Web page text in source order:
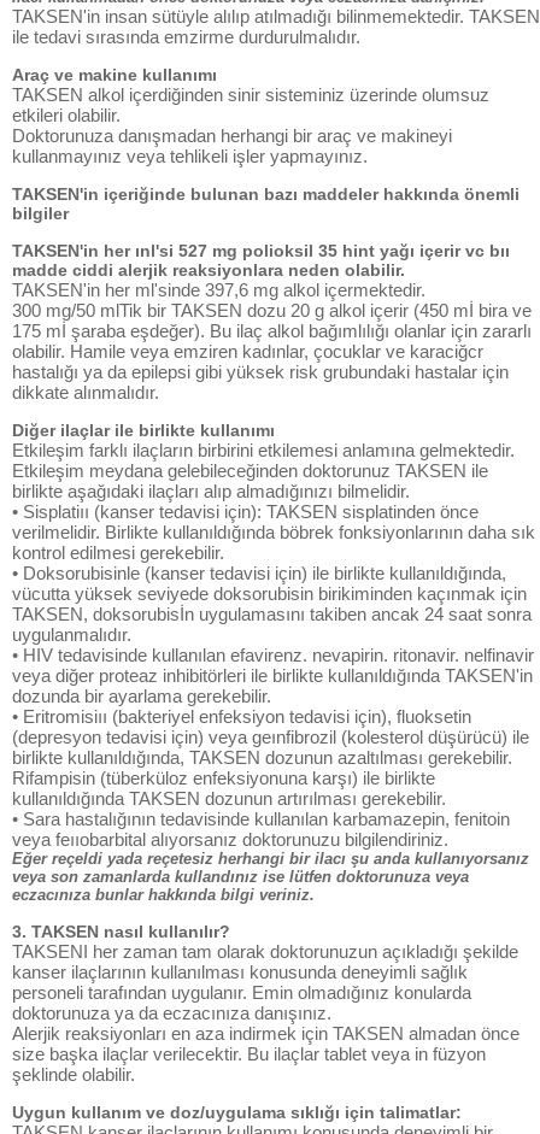
TAKSEN'in insan sütüyle alılıp atılmadığı bilinmemektedir. TAKSEN
ile tedavi sırasında emzirme durdurulmalıdır.
Araç ve makine kullanımı
TAKSEN alkol içerdiğinden sinir sisteminiz üzerinde olumsuz
etkileri olabilir.
Doktorunuza danışmadan herhangi bir araç ve makineyi
kullanmayınız veya tehlikeli işler yapmayınız.
TAKSEN'in içeriğinde bulunan bazı maddeler hakkında önemli
bilgiler
TAKSEN'in her ınl'si 527 mg polioksil 35 hint yağı içerir vc bıı
madde ciddi alerjik reaksiyonlara neden olabilir.
TAKSEN'in her ml'sinde 397,6 mg alkol içermektedir.
300 mg/50 mlTik bir TAKSEN dozu 20 g alkol içerir (450 mİ bira ve
175 mİ şaraba eşdeğer). Bu ilaç alkol bağımlılığı olanlar için zararlı
olabilir. Hamile veya emziren kadınlar, çocuklar ve karaciğcr
hastalığı ya da epilepsi gibi yüksek risk grubundaki hastalar için
dikkate alınmalıdır.
Diğer ilaçlar ile birlikte kullanımı
Etkileşim farklı ilaçların birbirini etkilemesi anlamına gelmektedir.
Etkileşim meydana gelebileceğinden doktorunuz TAKSEN ile
birlikte aşağıdaki ilaçları alıp almadığınızı bilmelidir.
• Sisplatiıı (kanser tedavisi için): TAKSEN sisplatinden önce
verilmelidir. Birlikte kullanıldığında böbrek fonksiyonlarının daha sık
kontrol edilmesi gerekebilir.
• Doksorubisinle (kanser tedavisi için) ile birlikte kullanıldığında,
vücutta yüksek seviyede doksorubisin birikiminden kaçınmak için
TAKSEN, doksorubisİn uygulamasını takiben ancak 24 saat sonra
uygulanmalıdır.
• HIV tedavisinde kullanılan efavirenz. nevapirin. ritonavir. nelfinavir
veya diğer proteaz inhibitörleri ile birlikte kullanıldığında TAKSEN'in
dozunda bir ayarlama gerekebilir.
• Eritromisiıı (bakteriyel enfeksiyon tedavisi için), fluoksetin
(depresyon tedavisi için) veya geınfibrozil (kolesterol düşürücü) ile
birlikte kullanıldığında, TAKSEN dozunun azaltılması gerekebilir.
Rifampisin (tüberküloz enfeksiyonuna karşı) ile birlikte
kullanıldığında TAKSEN dozunun artırılması gerekebilir.
• Sara hastalığının tedavisinde kullanılan karbamazepin, fenitoin
veya feııobarbital alıyorsanız doktorunuzu bilgilendiriniz.
Eğer reçeldi yada reçetesiz herhangi bir ilacı şu anda kullanıyorsanız
veya son zamanlarda kullandınız ise lütfen doktorunuza veya
eczacınıza bunlar hakkında bilgi veriniz.
3. TAKSEN nasıl kullanılır?
TAKSENI her zaman tam olarak doktorunuzun açıkladığı şekilde
kanser ilaçlarının kullanılması konusunda deneyimli sağlık
personeli tarafından uygulanır. Emin olmadığınız konularda
doktorunuza ya da eczacınıza danışınız.
Alerjik reaksiyonları en aza indirmek için TAKSEN almadan önce
size başka ilaçlar verilecektir. Bu ilaçlar tablet veya in füzyon
şeklinde olabilir.
Uygun kullanım ve doz/uygulama sıklığı için talimatlar: